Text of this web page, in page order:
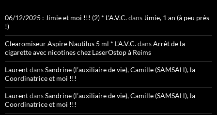
06/12/2025 : Jimie et moi !!! (2) * L'A.V.C.dans Jimie, 1 an (à peu près
!)
Clearomiseur Aspire Nautilus 5 ml * L'A.V.C.dansArrêt de la
cigarette avec nicotines chez LaserOstop à Reims
LaurentdansSandrine (l’auxiliaire de vie), Camille (SAMSAH), la
Coordinatrice et moi !!!
LaurentdansSandrine (l’auxiliaire de vie), Camille (SAMSAH), la
Coordinatrice et moi !!!